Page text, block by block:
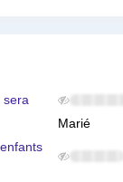
Marié